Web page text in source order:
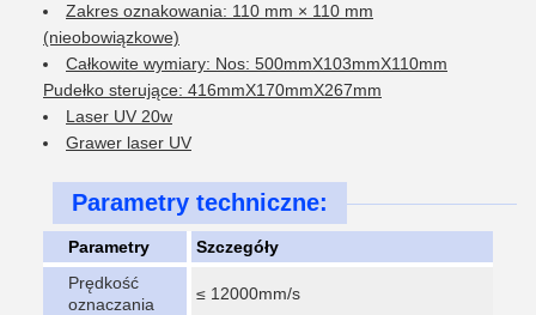
Zakres oznakowania: 110 mm × 110 mm
(nieobowiązkowe)
Całkowite wymiary: Nos: 500mmX103mmX110mm
Pudełko sterujące: 416mmX170mmX267mm
Laser UV 20w
Grawer laser UV
Parametry techniczne:
Parametry
Szczegóły
Prędkość
oznaczania
≤ 12000mm/s